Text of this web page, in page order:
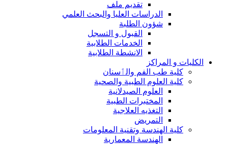
تقديم ملف
الدراسات العليا والبحث العلمي
شؤون الطلبة
القبول و التسجل
الخدمات الطلابية
الانشطة الطلابية
الكليات و المراكز
كلية طب الفم والٲسنان
كلية العلوم الطبية والصحية
العلوم الصيدلانية
المختبرات الطبية
التغذيه العلاجية
التمريض
كلية الهندسة وتقنية المعلومات
الهندسة المعمارية